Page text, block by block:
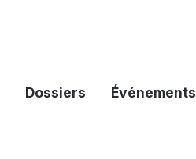
Dossiers Événements